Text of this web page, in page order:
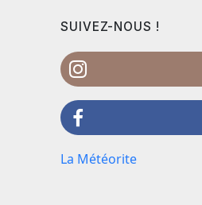
SUIVEZ-NOUS !
La Météorite